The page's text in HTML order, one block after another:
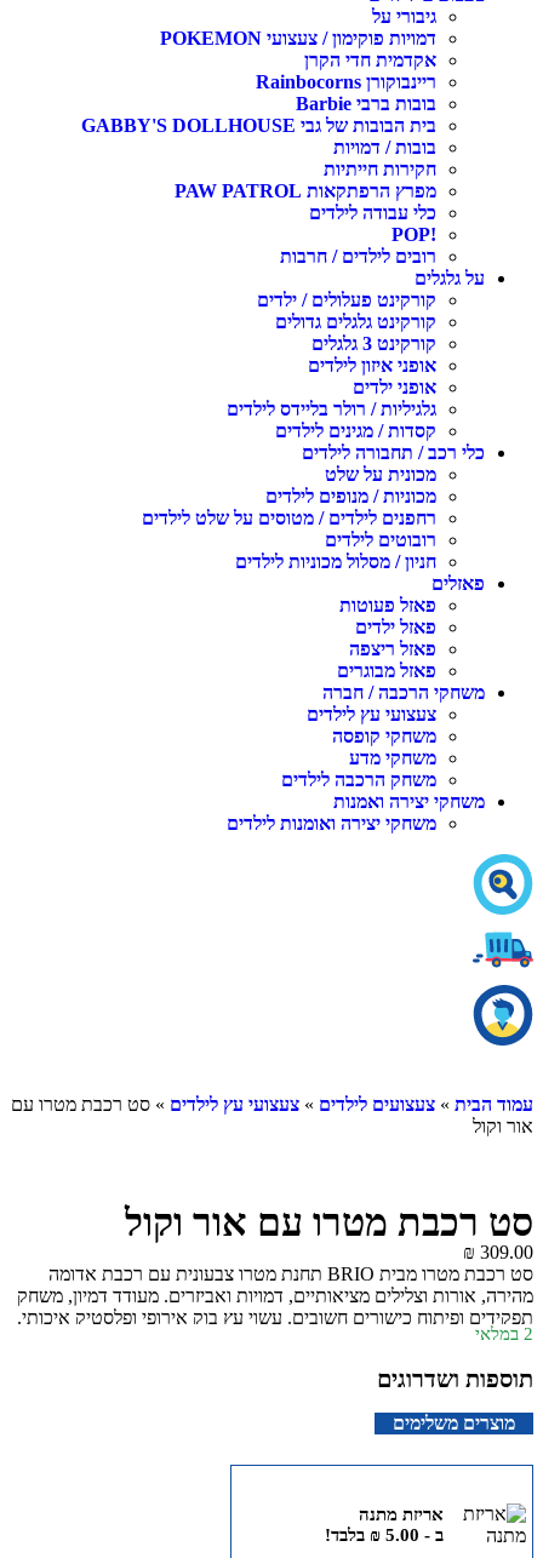
גיבורי על
דמויות פוקימון / צעצועי POKEMON
אקדמית חדי הקרן
ריינבוקורן Rainbocorns
בובות ברבי Barbie
בית הבובות של גבי GABBY'S DOLLHOUSE
בובות / דמויות
חקירות חייתיות
מפרץ הרפתקאות PAW PATROL
כלי עבודה לילדים
!POP
רובים לילדים / חרבות
על גלגלים
קורקינט פעלולים / ילדים
קורקינט גלגלים גדולים
קורקינט 3 גלגלים
אופני איזון לילדים
אופני ילדים
גלגיליות / רולר בליידס לילדים
קסדות / מגינים לילדים
כלי רכב / תחבורה לילדים
מכונית על שלט
מכוניות / מנופים לילדים
רחפנים לילדים / מטוסים על שלט לילדים
רובוטים לילדים
חניון / מסלול מכוניות לילדים
פאזלים
פאזל פעוטות
פאזל ילדים
פאזל ריצפה
פאזל מבוגרים
משחקי הרכבה / חברה
צעצועי עץ לילדים
משחקי קופסה
משחקי מדע
משחק הרכבה לילדים
משחקי יצירה ואמנות
משחקי יצירה ואומנות לילדים
עמוד הבית » צעצועים לילדים » צעצועי עץ לילדים » סט רכבת מטרו עם
אור וקול
סט רכבת מטרו עם אור וקול
₪ 309.00
סט רכבת מטרו מבית BRIO תחנת מטרו צבעונית עם רכבת אדומה
מהירה, אורות וצלילים מציאותיים, דמויות ואביזרים. מעודד דמיון, משחק
תפקידים ופיתוח כישורים חשובים. עשוי עץ בוק אירופי ופלסטיק איכותי.
מתאים לילדים מגיל 3 ומעלה.
2 במלאי
תוספות ושדרוגים
מוצרים משלימים
אריזת מתנה
ב -
₪5.00 בלבד!